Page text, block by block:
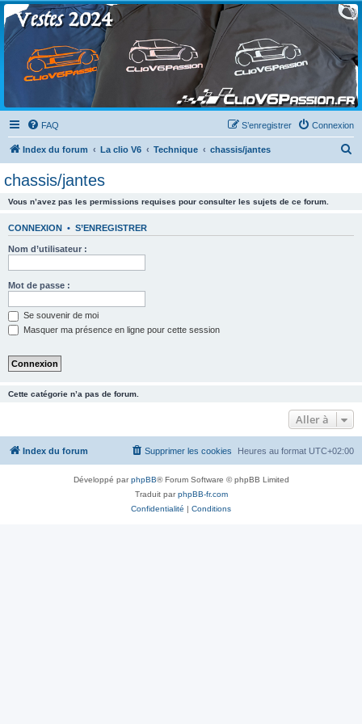
Clio V6 Passion
Le site français des passionnés de Clio V6
FAQ Connexion
S’enregistrer
Index du forum La clio V6 Technique chassis/jantes
chassis/jantes
Vous n’avez pas les permissions requises pour consulter les sujets de ce forum.
CONNEXION • S’ENREGISTRER
Nom d’utilisateur :
Mot de passe :
Se souvenir de moi
Masquer ma présence en ligne pour cette session
Cette catégorie n’a pas de forum.
Aller à
Index du forum Heures au format UTC+02:00
Supprimer les cookies
Développé parphpBB® Forum Software © phpBB Limited
Traduit parphpBB-fr.com
Confidentialité | Conditions